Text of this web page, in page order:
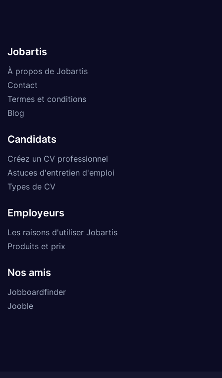
Jobartis
À propos de Jobartis
Contact
Termes et conditions
Blog
Candidats
Créez un CV professionnel
Astuces d'entretien d'emploi
Types de CV
Employeurs
Les raisons d'utiliser Jobartis
Produits et prix
Nos amis
Jobboardfinder
Jooble